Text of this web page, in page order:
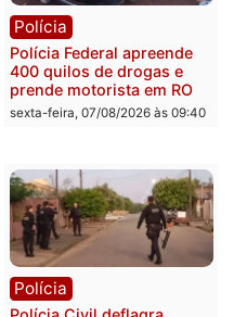
Eleições 2026: Pastor
Evanildo pode ser o
primeiro pastor de
Rondônia na Câmara
Federal
sexta-feira, 07/08/2026 às
Polícia